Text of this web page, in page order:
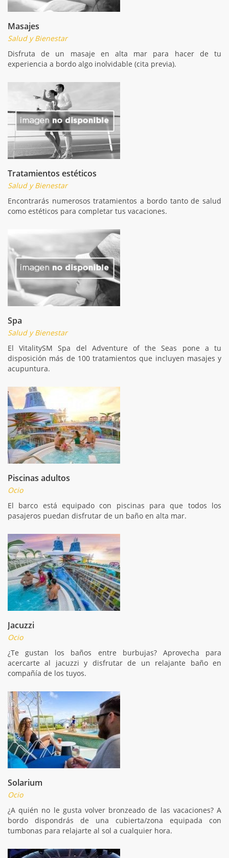
Masajes
Salud y Bienestar
Disfruta de un masaje en alta mar para hacer de tu
experiencia a bordo algo inolvidable (cita previa).
Tratamientos estéticos
Salud y Bienestar
Encontrarás numerosos tratamientos a bordo tanto de salud
como estéticos para completar tus vacaciones.
Spa
Salud y Bienestar
El VitalitySM Spa del Adventure of the Seas pone a tu
disposición más de 100 tratamientos que incluyen masajes y
acupuntura.
Piscinas adultos
Ocio
El barco está equipado con piscinas para que todos los
pasajeros puedan disfrutar de un baño en alta mar.
Jacuzzi
Ocio
¿Te gustan los baños entre burbujas? Aprovecha para
acercarte al jacuzzi y disfrutar de un relajante baño en
compañía de los tuyos.
Solarium
Ocio
¿A quién no le gusta volver bronzeado de las vacaciones? A
bordo dispondrás de una cubierta/zona equipada con
tumbonas para relajarte al sol a cualquier hora.